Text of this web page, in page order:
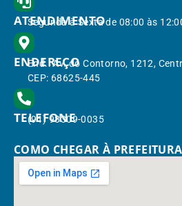
ATENDIMENTO
Segunda à Sexta de 08:00 às
ENDEREÇO
End.: Av. do Contorno, 1212,
CEP: 68625-445
TELEFONE
(91) 98309-0035
COMO CHEGAR À PREFEITURA